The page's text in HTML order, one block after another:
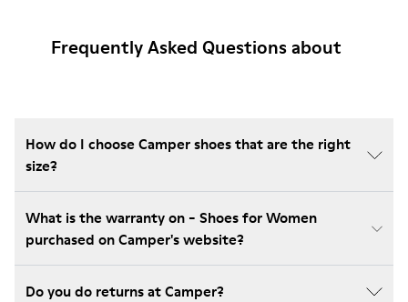
Frequently Asked Questions about
How do I choose Camper shoes that are the right
size?
What is the warranty on - Shoes for Women
purchased on Camper's website?
Do you do returns at Camper?